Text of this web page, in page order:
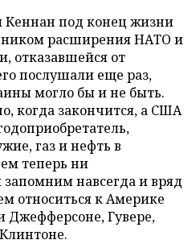
Кеннан под конец жизни
расширения НАТО и
отказавшейся от
послушали еще раз,
могло бы и не быть.
когда закончится, а США
газ и нефть в
теперь ни
запомним навсегда и вряд
относиться к Америке
Джефферсоне, Гувере,
Клинтоне.